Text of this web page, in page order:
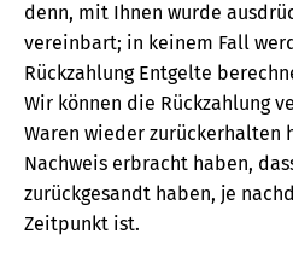
denn, mit Ihnen wurde
vereinbart; in keinem Fall
Rückzahlung Entgelte
Wir können die Rückzahlung
Waren wieder zurückerhalten
Nachweis erbracht haben,
zurückgesandt haben, je
Zeitpunkt ist.